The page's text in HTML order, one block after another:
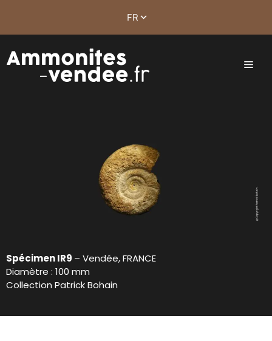
Spécimen IR9 – Vendée, FRANCE
Diamètre : 100 mm
Collection Patrick Bohain